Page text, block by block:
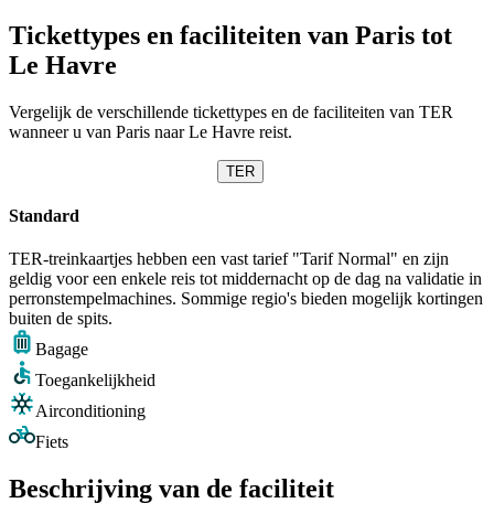
Tickettypes en faciliteiten van Paris tot
Le Havre
Vergelijk de verschillende tickettypes en de faciliteiten van TER
wanneer u van Paris naar Le Havre reist.
TER
Standard
TER-treinkaartjes hebben een vast tarief "Tarif Normal" en zijn
geldig voor een enkele reis tot middernacht op de dag na validatie in
perronstempelmachines. Sommige regio's bieden mogelijk kortingen
buiten de spits.
Bagage
Toegankelijkheid
Airconditioning
Fiets
Beschrijving van de faciliteit